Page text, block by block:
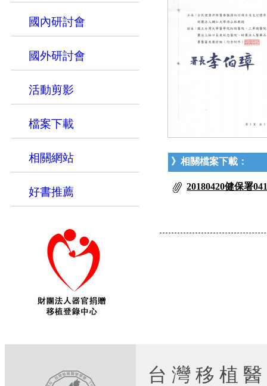
國內研討會
國外研討會
活動剪影
檔案下載
相關網站
好書推薦
》相關檔案下載：
20180420健保署
台 灣 移 植